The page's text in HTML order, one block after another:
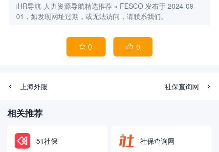
iHR导航-人力资源导航精选推荐 » FESCO 发布于 2024-09-
01，如发现网址过期，或无法访问，请联系我们。
 0  0
上海外服 社保查询网
相关推荐
51社保 社保查询网